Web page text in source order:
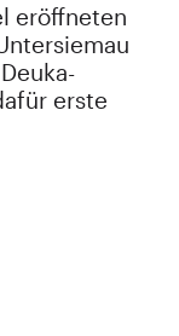
eröffneten
erste